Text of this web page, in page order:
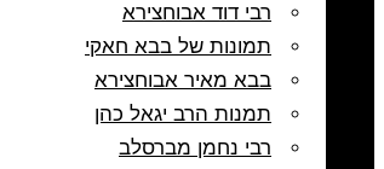
רבי דוד אבוחצירא
תמונות של בבא חאקי
בבא מאיר אבוחצירא
תמנות הרב יגאל כהן
רבי נחמן מברסלב